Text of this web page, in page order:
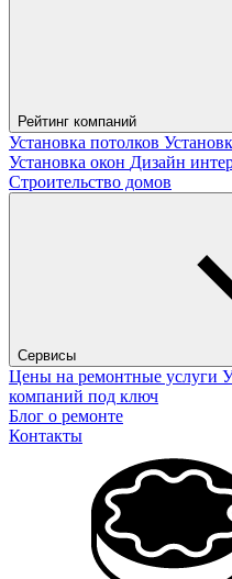
Рейтинг компаний
Установка потолков
Установка окон Дизайн
Строительство домов
Сервисы
Цены на ремонтные услуги
компаний под ключ
Блог о ремонте
Контакты